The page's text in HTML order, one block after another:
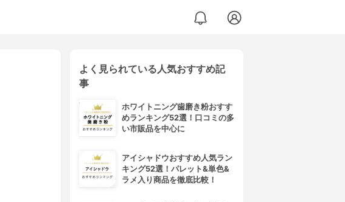
よく見られている人気おすすめ記
事
ホワイトニング歯磨き粉おすす
めランキング52選！口コミの多
い市販品を中心に
アイシャドウおすすめ人気ラン
キング52選！パレット&単色&
ラメ入り商品を徹底比較！